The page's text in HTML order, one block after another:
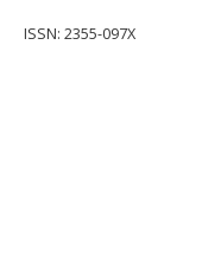
ISSN: 2355-097X